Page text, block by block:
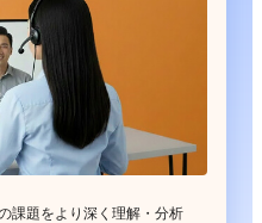
課題をより深く理解・分析